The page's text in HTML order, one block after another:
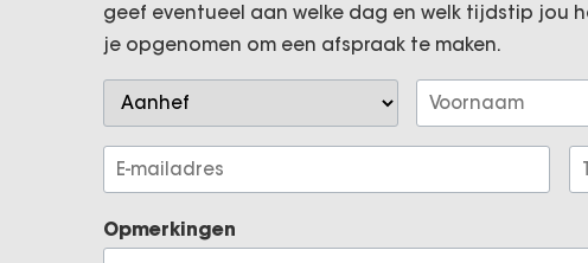
Locatie:
De kavel is prominent gesitueerd aan de
van de Rijksweg A28 op korte afstand worden
bereikbaarheid vanuit de wijde omgeving
voor een groot deel eveneens uit
Het vergunde bouwproject heeft een begane
als gebruik bedrijfsruimte, alsmede de entree
geef eventueel aan welke dag en welk tijdstip jou
je opgenomen om een afspraak te maken.
Aanhef Voornaam
mailadres
Opmerkingen